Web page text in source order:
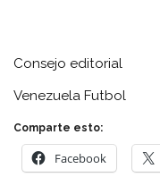
Consejo editorial
Venezuela Futbol
Comparte esto:
Facebook